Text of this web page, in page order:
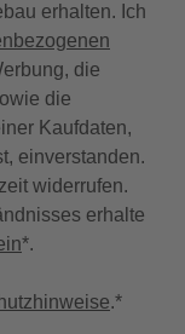
erhalten. Ich
die
die
Kaufdaten,
einverstanden.
widerrufen.
erhalte
*.
.